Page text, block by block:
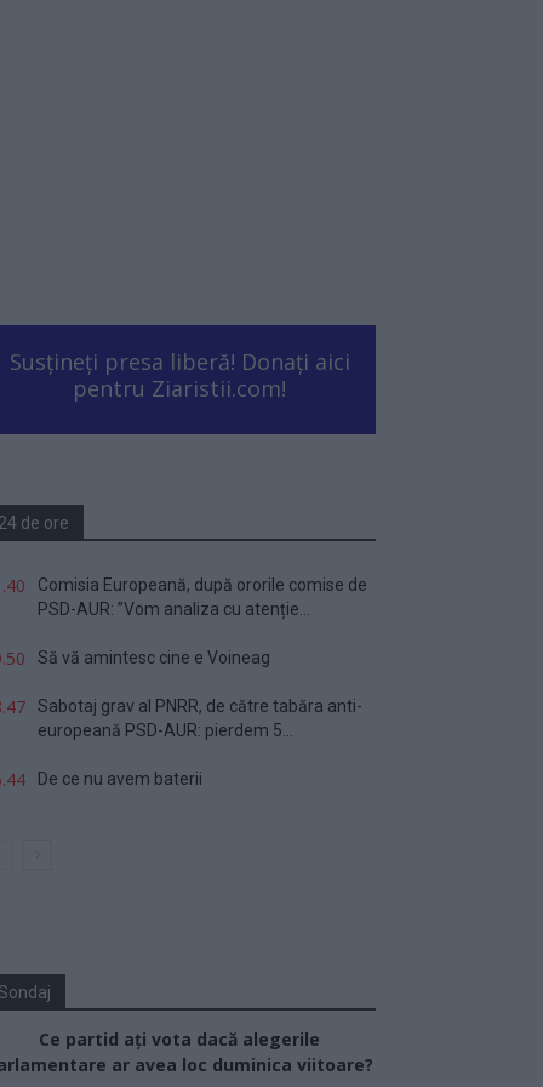
Susțineți presa liberă! Donați aici
pentru Ziaristii.com!
24 de ore
Comisia Europeană, după ororile comise de
PSD-AUR: ”Vom analiza cu atenție...
Să vă amintesc cine e Voineag
Sabotaj grav al PNRR, de către tabăra anti-
europeană PSD-AUR: pierdem 5...
De ce nu avem baterii
Ce partid ați vota dacă alegerile
ar avea loc duminica viitoare?